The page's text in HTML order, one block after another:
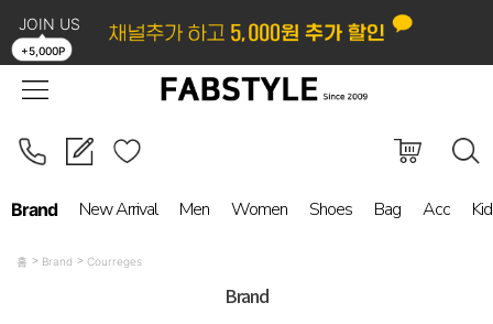
JOIN US
+5,000P
LOGIN ORDER MYPAGE
Brand New Arrival Men Women Shoes Bag Acc
홈 Brand Courreges
Brand